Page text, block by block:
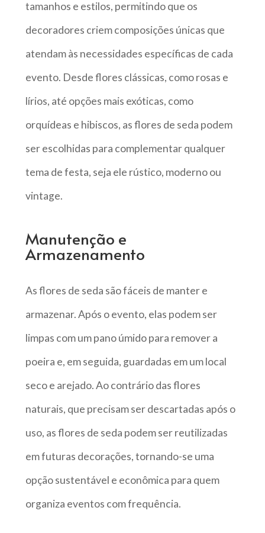
tamanhos e estilos, permitindo que os
decoradores criem composições únicas que
atendam às necessidades específicas de cada
evento. Desde flores clássicas, como rosas e
lírios, até opções mais exóticas, como
orquídeas e hibiscos, as flores de seda podem
ser escolhidas para complementar qualquer
tema de festa, seja ele rústico, moderno ou
vintage.
Manutenção e
Armazenamento
As flores de seda são fáceis de manter e
armazenar. Após o evento, elas podem ser
limpas com um pano úmido para remover a
poeira e, em seguida, guardadas em um local
seco e arejado. Ao contrário das flores
naturais, que precisam ser descartadas após o
uso, as flores de seda podem ser reutilizadas
em futuras decorações, tornando-se uma
opção sustentável e econômica para quem
organiza eventos com frequência.